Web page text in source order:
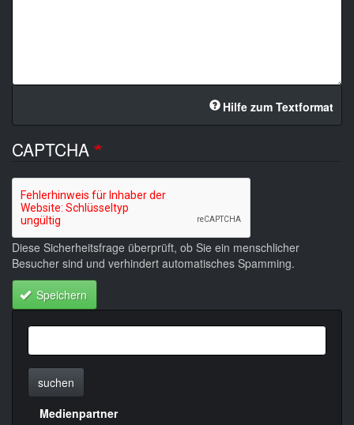
Hilfe zum Textformat
CAPTCHA
Diese Sicherheitsfrage überprüft, ob Sie ein menschlicher
Besucher sind und verhindert automatisches Spamming.
Speichern
suchen
Medienpartner